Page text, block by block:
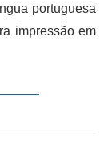
portuguesa
impressão em